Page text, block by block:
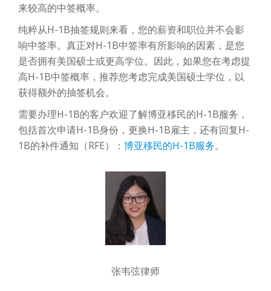
来较高的中签概率。
纯粹从H-1B抽签规则来看，您的薪资和职位并不会影
响中签率。真正对H-1B中签率有所影响的因素，是您
是否拥有美国硕士或更高学位。因此，如果您在考虑提
高H-1B中签概率，推荐您考虑完成美国硕士学位，以
获得额外的抽签机会。
需要办理H-1B的客户欢迎了解博亚移民的H-1B服务，
包括首次申请H-1B身份，更换H-1B雇主，还有回复H-
1B的补件通知（RFE）： 博亚移民的H-1B服务。
张韦弦律师